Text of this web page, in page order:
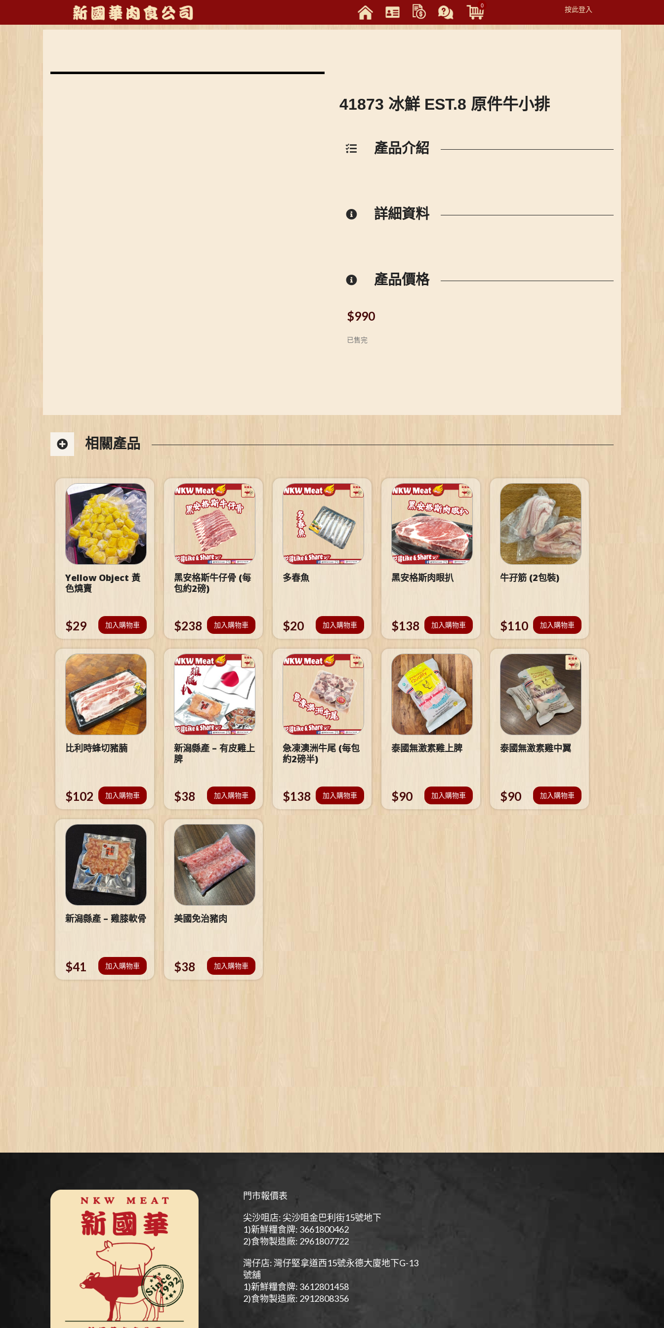
0 按此登入
Toggle
41873 冰鮮 EST.8 原件牛小排
產品介紹
詳細資料
產品價格
$990
已售完
相關產品
Yellow Object 黃
色燒賣
$29 加入購物車
黑安格斯牛仔骨 (每
包約2磅)
$238 加入購物車
多春魚
$20 加入購物車
黑安格斯肉眼扒
$138 加入購物車
牛孖筋 (2包裝)
$110 加入購物車
比利時蜂切豬腩
$102 加入購物車
新潟縣產 – 有皮雞上
脾
$38 加入購物車
急凍澳洲牛尾 (每包
約2磅半)
$138 加入購物車
泰國無激素雞上脾
$90 加入購物車
泰國無激素雞中翼
$90 加入購物車
新潟縣產 – 雞膝軟骨
$41 加入購物車
美國免治豬肉
$38 加入購物車
門市報價表
尖沙咀店: 尖沙咀金巴利街15號地下
1)新鮮糧食牌: 3661800462
2)食物製造廠: 2961807722
灣仔店: 灣仔堅拿道西15號永德大廈地下G-13
號舖
1)新鮮糧食牌: 3612801458
2)食物製造廠: 2912808356